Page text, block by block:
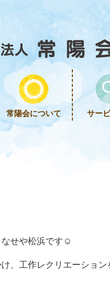
常陽会について サー
せや松浜です☺
、工作レクリエーション